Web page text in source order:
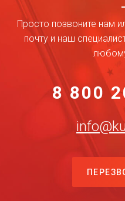
Просто позвоните нам
почту и наш
8 800